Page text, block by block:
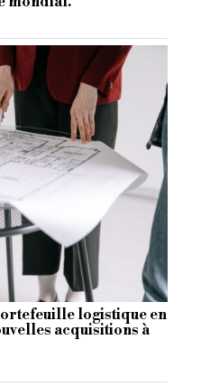
logistique en
acquisitions à